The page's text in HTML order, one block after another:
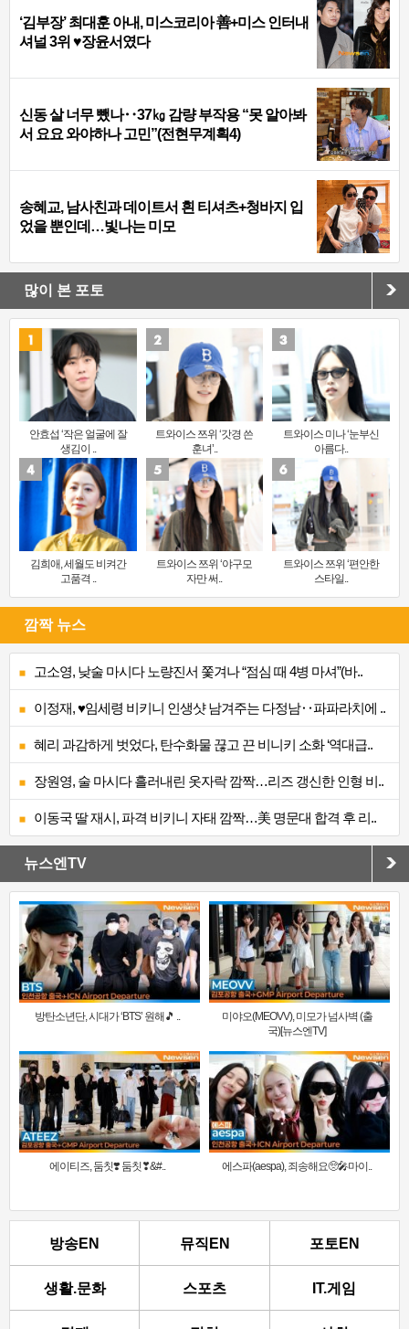
‘김부장’ 최대훈 아내, 미스코리아 善+미스 인터내
셔널 3위 ♥장윤서였다
신동 살 너무 뺐나‥37㎏ 감량 부작용 “못 알아봐
서 요요 와야하나 고민”(전현무계획4)
송혜교, 남사친과 데이트서 흰 티셔츠+청바지 입
었을 뿐인데…빛나는 미모
많이 본 포토
안효섭 ‘작은 얼굴에 잘
생김이 ..
트와이스 쯔위 ‘갓경 쓴
훈녀’..
트와이스 미나 ‘눈부신
아름다..
김희애, 세월도 비켜간
고품격 ..
트와이스 쯔위 ‘야구모
자만 써..
트와이스 쯔위 ‘편안한
스타일..
깜짝 뉴스
고소영, 낮술 마시다 노량진서 쫓겨나 “점심 때 4병 마셔”(바..
이정재, ♥임세령 비키니 인생샷 남겨주는 다정남‥파파라치에 ..
혜리 과감하게 벗었다, 탄수화물 끊고 끈 비니키 소화 ‘역대급..
장원영, 술 마시다 흘러내린 옷자락 깜짝…리즈 갱신한 인형 비..
이동국 딸 재시, 파격 비키니 자태 깜짝…美 명문대 합격 후 리..
뉴스엔TV
방탄소년단, 시대가 ‘BTS’ 원해🎵 ..
미야오(MEOVV), 미모가 넘사벽 (출
국)[뉴스엔TV]
에이티즈, 둠칫❣️ 둠칫❣&#.. 에스파(aespa), 죄송해요🥺🎤마이..
방송EN 뮤직EN 포토EN
생활.문화 스포츠 IT.게임